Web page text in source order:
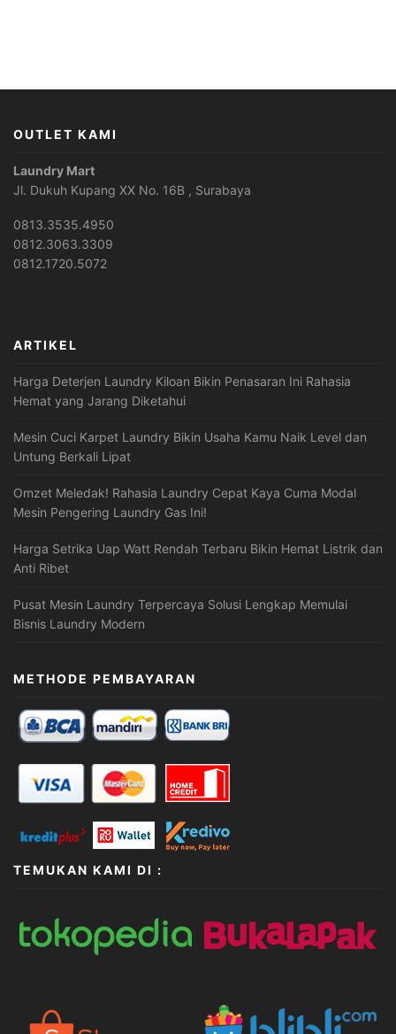
OUTLET KAMI
Laundry Mart
Jl. Dukuh Kupang XX No. 16B , Surabaya
0813.3535.4950
0812.3063.3309
0812.1720.5072
ARTIKEL
Harga Deterjen Laundry Kiloan Bikin Penasaran Ini Rahasia
Hemat yang Jarang Diketahui
Mesin Cuci Karpet Laundry Bikin Usaha Kamu Naik Level dan
Untung Berkali Lipat
Omzet Meledak! Rahasia Laundry Cepat Kaya Cuma Modal
Mesin Pengering Laundry Gas Ini!
Harga Setrika Uap Watt Rendah Terbaru Bikin Hemat Listrik dan
Anti Ribet
Pusat Mesin Laundry Terpercaya Solusi Lengkap Memulai
Bisnis Laundry Modern
METHODE PEMBAYARAN
TEMUKAN KAMI DI :